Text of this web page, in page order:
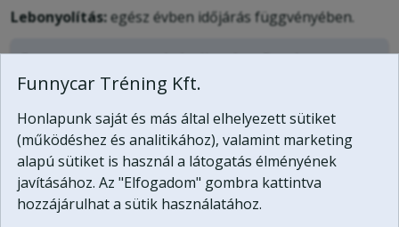
Lebonyolítás:egész évben időjárás függvényében.
Ez a program megvásárolható az Extrémsport
ajándékutalvány részeként:
PDF ajándékutalvány:54.900Ft
Pendrive díszdobozban: +5.000 Ft
Vásárlás
Funnycar Tréning Kft.
Honlapunk saját és más által elhelyezett sütiket
(működéshez és analitikához), valamint marketing
alapú sütiket is használ a látogatás élményének
javításához. Az "Elfogadom" gombra kattintva
hozzájárulhat a sütik használatához.